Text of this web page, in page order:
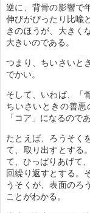
逆に、背骨の影響で
伸びがぴったり比喩
きのほうが、大きく
大きいのである。
つまり、ちいさいと
でかい。
そして、いわば、「
ちいさいときの善
「コア」になるのであ
たとえば、ろうそく
て、取り出すとする
て、ひっぱりあげて
回繰り返すとする。
うそくが、表面のろ
ことがわかる。